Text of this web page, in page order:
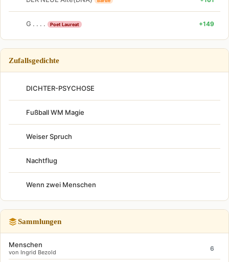
G . . . . Poet Laureat +149
Zufallsgedichte
DICHTER-PSYCHOSE
Fußball WM Magie
Weiser Spruch
Nachtflug
Wenn zwei Menschen
Sammlungen
Menschen
von Ingrid Bezold
6